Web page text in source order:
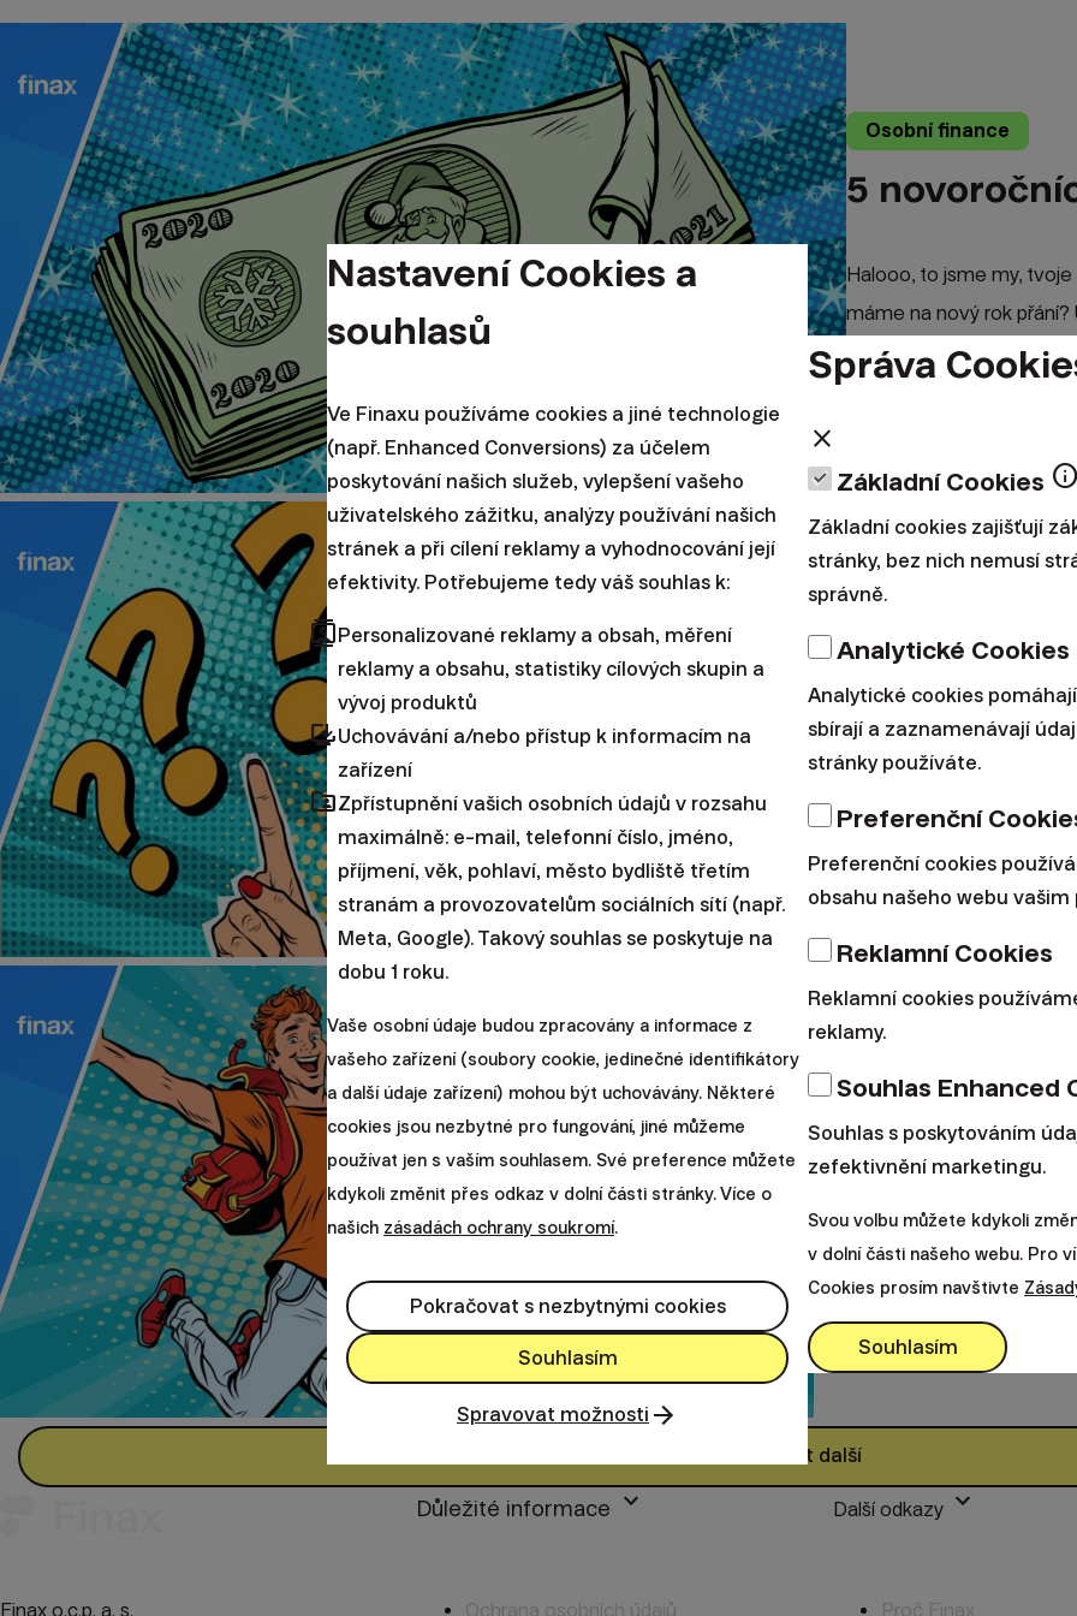
Osobní finance
5
Halooo, to jsme my,
máme na nový rok přání?
Juraj Hrbatý|7. ledna
Škola investování
3 ponaučení,
naučit
Rok 2019 nás mohl v
nabízí už i rok 2020.
Radoslav Kasík|15. dubna
Pojem minimalismus bývá
znamená přesný opak -
Lucia Šimonová | 29. června
Načíst další
Nastavení Cookies a
souhlasů
Ve Finaxu používáme cookies a jiné technologie
(např. Enhanced Conversions) za účelem
poskytování našich služeb, vylepšení vašeho
uživatelského zážitku, analýzy používání našich
stránek a při cílení reklamy a vyhodnocování její
efektivity. Potřebujeme tedy váš souhlas k:
contactsPersonalizované reklamy a obsah, měření
reklamy a obsahu, statistiky cílových skupin a
vývoj produktů
browser_updatedUchovávání a/nebo přístup k informacím na
zařízení
folder_sharedZpřístupnění vašich osobních údajů v rozsahu
maximálně: e-mail, telefonní číslo, jméno,
příjmení, věk, pohlaví, město bydliště třetím
stranám a provozovatelům sociálních sítí (např.
Meta, Google). Takový souhlas se poskytuje na
dobu 1 roku.
Vaše osobní údaje budou zpracovány a informace z
vašeho zařízení (soubory cookie, jedinečné identifikátory
a další údaje zařízení) mohou být uchovávány. Některé
cookies jsou nezbytné pro fungování, jiné můžeme
používat jen s vaším souhlasem. Své preference můžete
kdykoli změnit přes odkaz v dolní části stránky. Více o
našich zásadách ochrany soukromí.
Pokračovat s nezbytnými cookies
Souhlasím
Spravovat možnosti
Správa
close
Základní Cookies info
Základní cookies zajišťují
stránky, bez nich nemusí
správně.
Analytické Cookies
Analytické cookies
sbírají a zaznamenávají
stránky používáte.
Preferenční
Preferenční cookies
obsahu našeho webu
Reklamní Cookies
Reklamní cookies
reklamy.
Souhlas Enhanced
Souhlas s poskytováním
zefektivnění marketingu.
Svou volbu můžete kdykoli
v dolní části našeho webu. Pro
Cookies prosím navštivte
Souhlasím
Finax o.c.p. a. s.
Důležité informace keyboard_arrow_down
Ochrana osobních údajů
Další odkazy keyboard_arrow_down
Proč Finax